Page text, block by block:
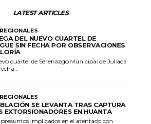
LATEST ARTICLES
DEL NUEVO CUARTEL DE
SIN FECHA POR OBSERVACIONES
cuartel de Serenazgo Municipal de Juliaca
SE LEVANTA TRAS CAPTURA
EXTORSIONADORES EN HUANTA
implicados en el atentado con